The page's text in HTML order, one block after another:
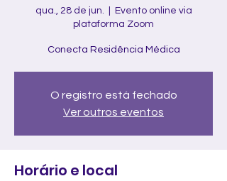
qua., 28 de jun.
Evento online via
plataforma Zoom
Conecta Residência Médica
O registro está fechado
Ver outros eventos
Horário e local